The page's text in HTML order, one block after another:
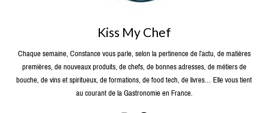
Kiss My Chef
Chaque semaine, Constance vous parle, selon la pertinence de l’actu, de matières
premières, de nouveaux produits, de chefs, de bonnes adresses, de métiers de
bouche, de vins et spiritueux, de formations, de food tech, de livres… Elle vous tient
au courant de la Gastronomie en France.